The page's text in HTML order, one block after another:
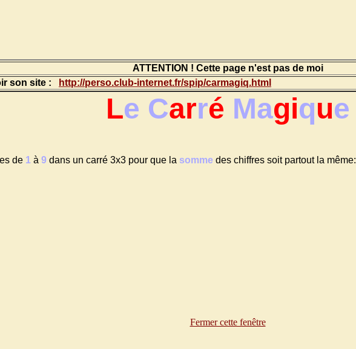
ATTENTION ! Cette page n'est pas de moi
son site :
http://perso.club-internet.fr/spip/carmagiq.html
Le Carré Magique
de 1 à 9 dans un carré 3x3 pour que la somme des chiffres soit partout la même:
Fermer cette fenêtre